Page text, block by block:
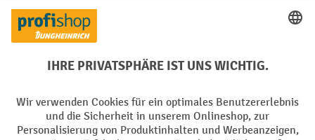
Soziale Netzwerke
Facebook
YouTube
LinkedInInstagram
Sprachen
DE FR